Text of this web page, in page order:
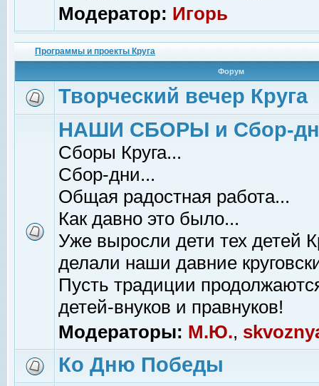
Модератор: Игорь
Программы и проекты Круга
Форум
Творческий вечер Круга
НАШИ СБОРЫ и Сбор-
Сборы Круга...
Сбор-дни...
Общая радостная работа...
Как давно это было...
Уже выросли дети тех детей
делали наши давние
Пусть традиции
детей-внуков и правнуков!
Модераторы: М.Ю.,
Ко Дню Победы